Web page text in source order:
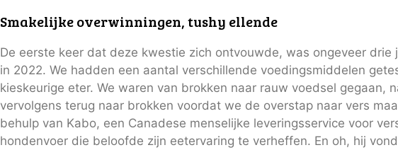
Smakelijke overwinningen, tushy ellende
De eerste keer dat deze kwestie zich ontvouwde, was ongeveer drie
in 2022. We hadden een aantal verschillende voedingsmiddelen
kieskeurige eter. We waren van brokken naar rauw voedsel gegaan,
vervolgens terug naar brokken voordat we de overstap naar vers
behulp van Kabo, een Canadese menselijke leveringsservice voor
hondenvoer die beloofde zijn eetervaring te verheffen. En oh, hij